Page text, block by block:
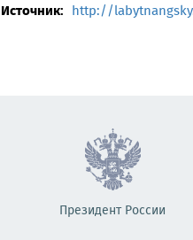
Источник: http://
Президент России